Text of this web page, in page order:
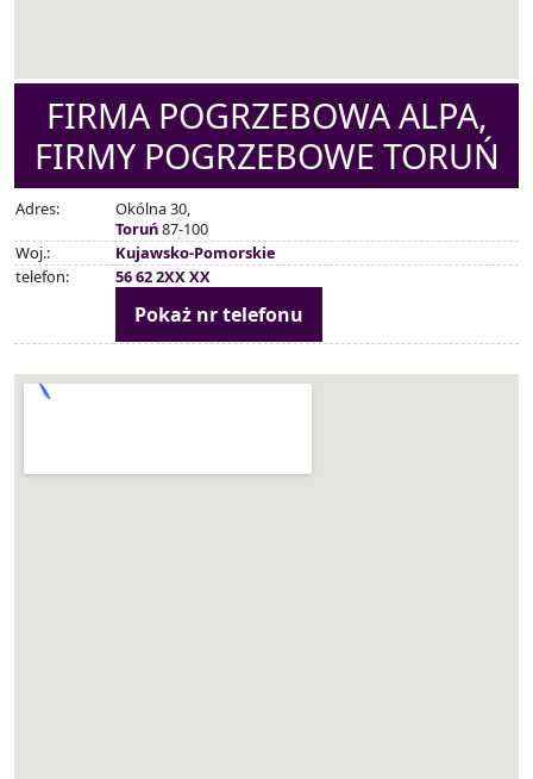
FIRMA POGRZEBOWA ALPA,
FIRMY POGRZEBOWE TORUŃ
Adres:
Okólna 30,
Toruń87-100
Woj.:
Kujawsko-Pomorskie
telefon:
56 62 2XX XX
Pokaż nr telefonu